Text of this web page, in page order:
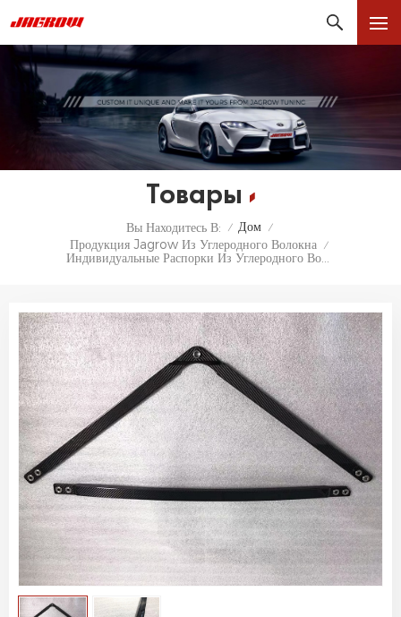
Товары
Вы Находитесь В: / Дом /
Продукция Jagrow Из Углеродного Волокна /
Индивидуальные Распорки Из Углеродного Волокна Для BMW G80 S58